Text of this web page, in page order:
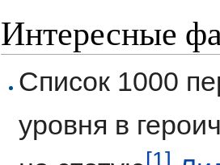
Интересные
Список 1000
уровня в
[1]